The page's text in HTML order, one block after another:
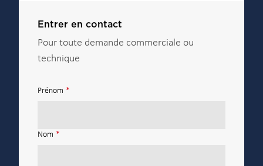
Entrer en contact
Pour toute demande commerciale ou
technique
Prénom *
Nom *